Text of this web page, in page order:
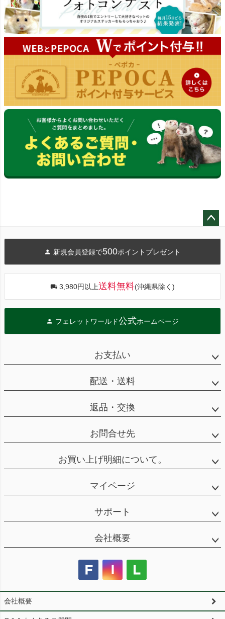
へ
新規会員登録で500ポイントプレゼント
3,980円以上送料無料(沖縄県除く)
フェレットワールド公式ホームページ
お支払い
配送・送料
返品・交換
お問合せ先
お買い上げ明細について。
マイページ
サポート
会社概要
会社概要